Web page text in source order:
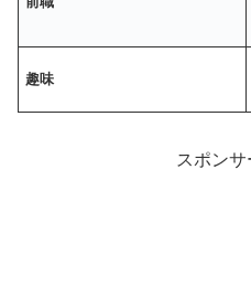
趣味
スポンサ